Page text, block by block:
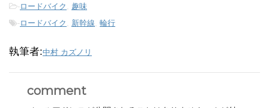
-ロードバイク , 趣味
-ロードバイク , 新幹線, 輪行
執筆者:中村 カズノリ
comment